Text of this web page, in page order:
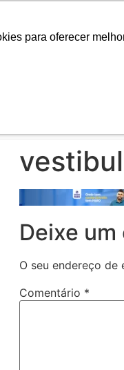
para oferecer
Deixe
O seu endereço de
Comentário *